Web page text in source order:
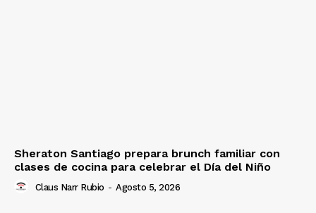
Sheraton Santiago prepara brunch familiar con
clases de cocina para celebrar el Día del Niño
Claus Narr Rubio - Agosto 5, 2026